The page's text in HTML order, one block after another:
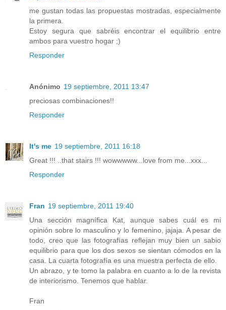
me gustan todas las propuestas mostradas, especialmente
la primera.
Estoy segura que sabréis encontrar el equilibrio entre
ambos para vuestro hogar ;)
Responder
Anónimo 19 septiembre, 2011 13:47
preciosas combinaciones!!
Responder
It's me 19 septiembre, 2011 16:18
Great !!! ..that stairs !!! wowwwww...love from me...xxx...
Responder
Fran 19 septiembre, 2011 19:40
Una sección magnífica Kat, aunque sabes cuál es mi
opinión sobre lo masculino y lo femenino, jajaja. A pesar de
todo, creo que las fotografías reflejan muy bien un sabio
equilibrio para que los dos sexos se sientan cómodos en la
casa. La cuarta fotografía es una muestra perfecta de ello.
Un abrazo, y te tomo la palabra en cuanto a lo de la revista
de interiorismo. Tenemos que hablar.
Fran